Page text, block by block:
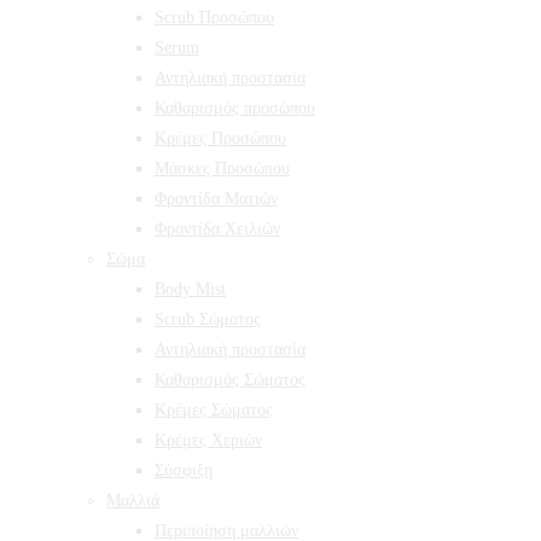
Scrub Προσώπου
Serum
Αντηλιακή προστασία
Καθαρισμός προσώπου
Κρέμες Προσώπου
Μάσκες Προσώπου
Φροντίδα Ματιών
Φροντίδα Χειλιών
Σώμα
Body Mist
Scrub Σώματος
Αντηλιακή προστασία
Καθαρισμός Σώματος
Κρέμες Σώματος
Κρέμες Χεριών
Σύσφιξη
Mαλλιά
Περιποίηση μαλλιών